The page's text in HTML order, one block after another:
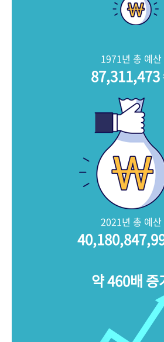
1971년 총 예산
87,311,473
2021년 총 예산
약 460배 증